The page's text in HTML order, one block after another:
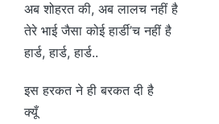
अब शोहरत की, अब लालच नहीं है
तेरे भाई जैसा कोई हार्डी’च नहीं है
हार्ड, हार्ड, हार्ड..
इस हरकत ने ही बरकत दी है
क्यूँ